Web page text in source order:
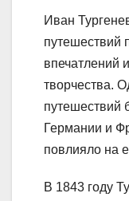
Иван
путешествий
впечатлений
творчества.
путешествий
Германии и
повлияло на
В 1843 году